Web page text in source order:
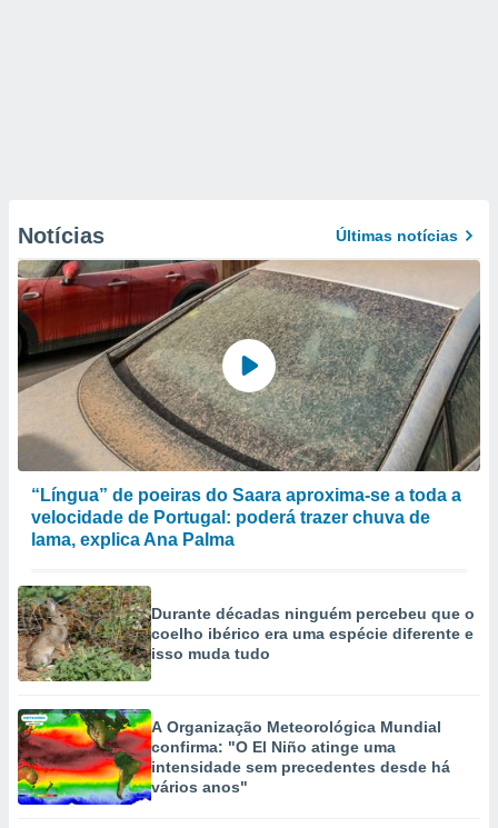
Notícias Últimas notícias
“Língua” de poeiras do Saara aproxima-se a toda a
velocidade de Portugal: poderá trazer chuva de
lama, explica Ana Palma
Durante décadas ninguém percebeu que o
coelho ibérico era uma espécie diferente e
isso muda tudo
A Organização Meteorológica Mundial
confirma: "O El Niño atinge uma
intensidade sem precedentes desde há
vários anos"